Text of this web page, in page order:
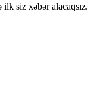
siz xəbər alacaqsız.